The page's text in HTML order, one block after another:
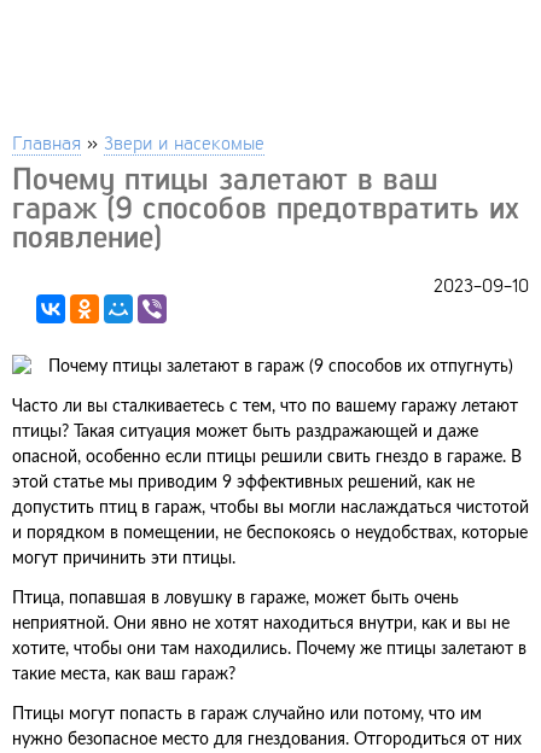
Главная » Звери и насекомые
Почему птицы залетают в ваш
гараж (9 способов предотвратить их
появление)
2023-09-10
Часто ли вы сталкиваетесь с тем, что по вашему гаражу летают
птицы? Такая ситуация может быть раздражающей и даже
опасной, особенно если птицы решили свить гнездо в гараже. В
этой статье мы приводим 9 эффективных решений, как не
допустить птиц в гараж, чтобы вы могли наслаждаться чистотой
и порядком в помещении, не беспокоясь о неудобствах, которые
могут причинить эти птицы.
Птица, попавшая в ловушку в гараже, может быть очень
неприятной. Они явно не хотят находиться внутри, как и вы не
хотите, чтобы они там находились. Почему же птицы залетают в
такие места, как ваш гараж?
Птицы могут попасть в гараж случайно или потому, что им
нужно безопасное место для гнездования. Отгородиться от них